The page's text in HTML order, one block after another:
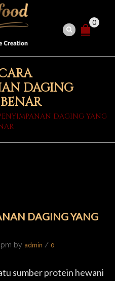
0
DAGING
DAGING YANG
DAGING YANG
pm by admin / 0
sumber protein hewani